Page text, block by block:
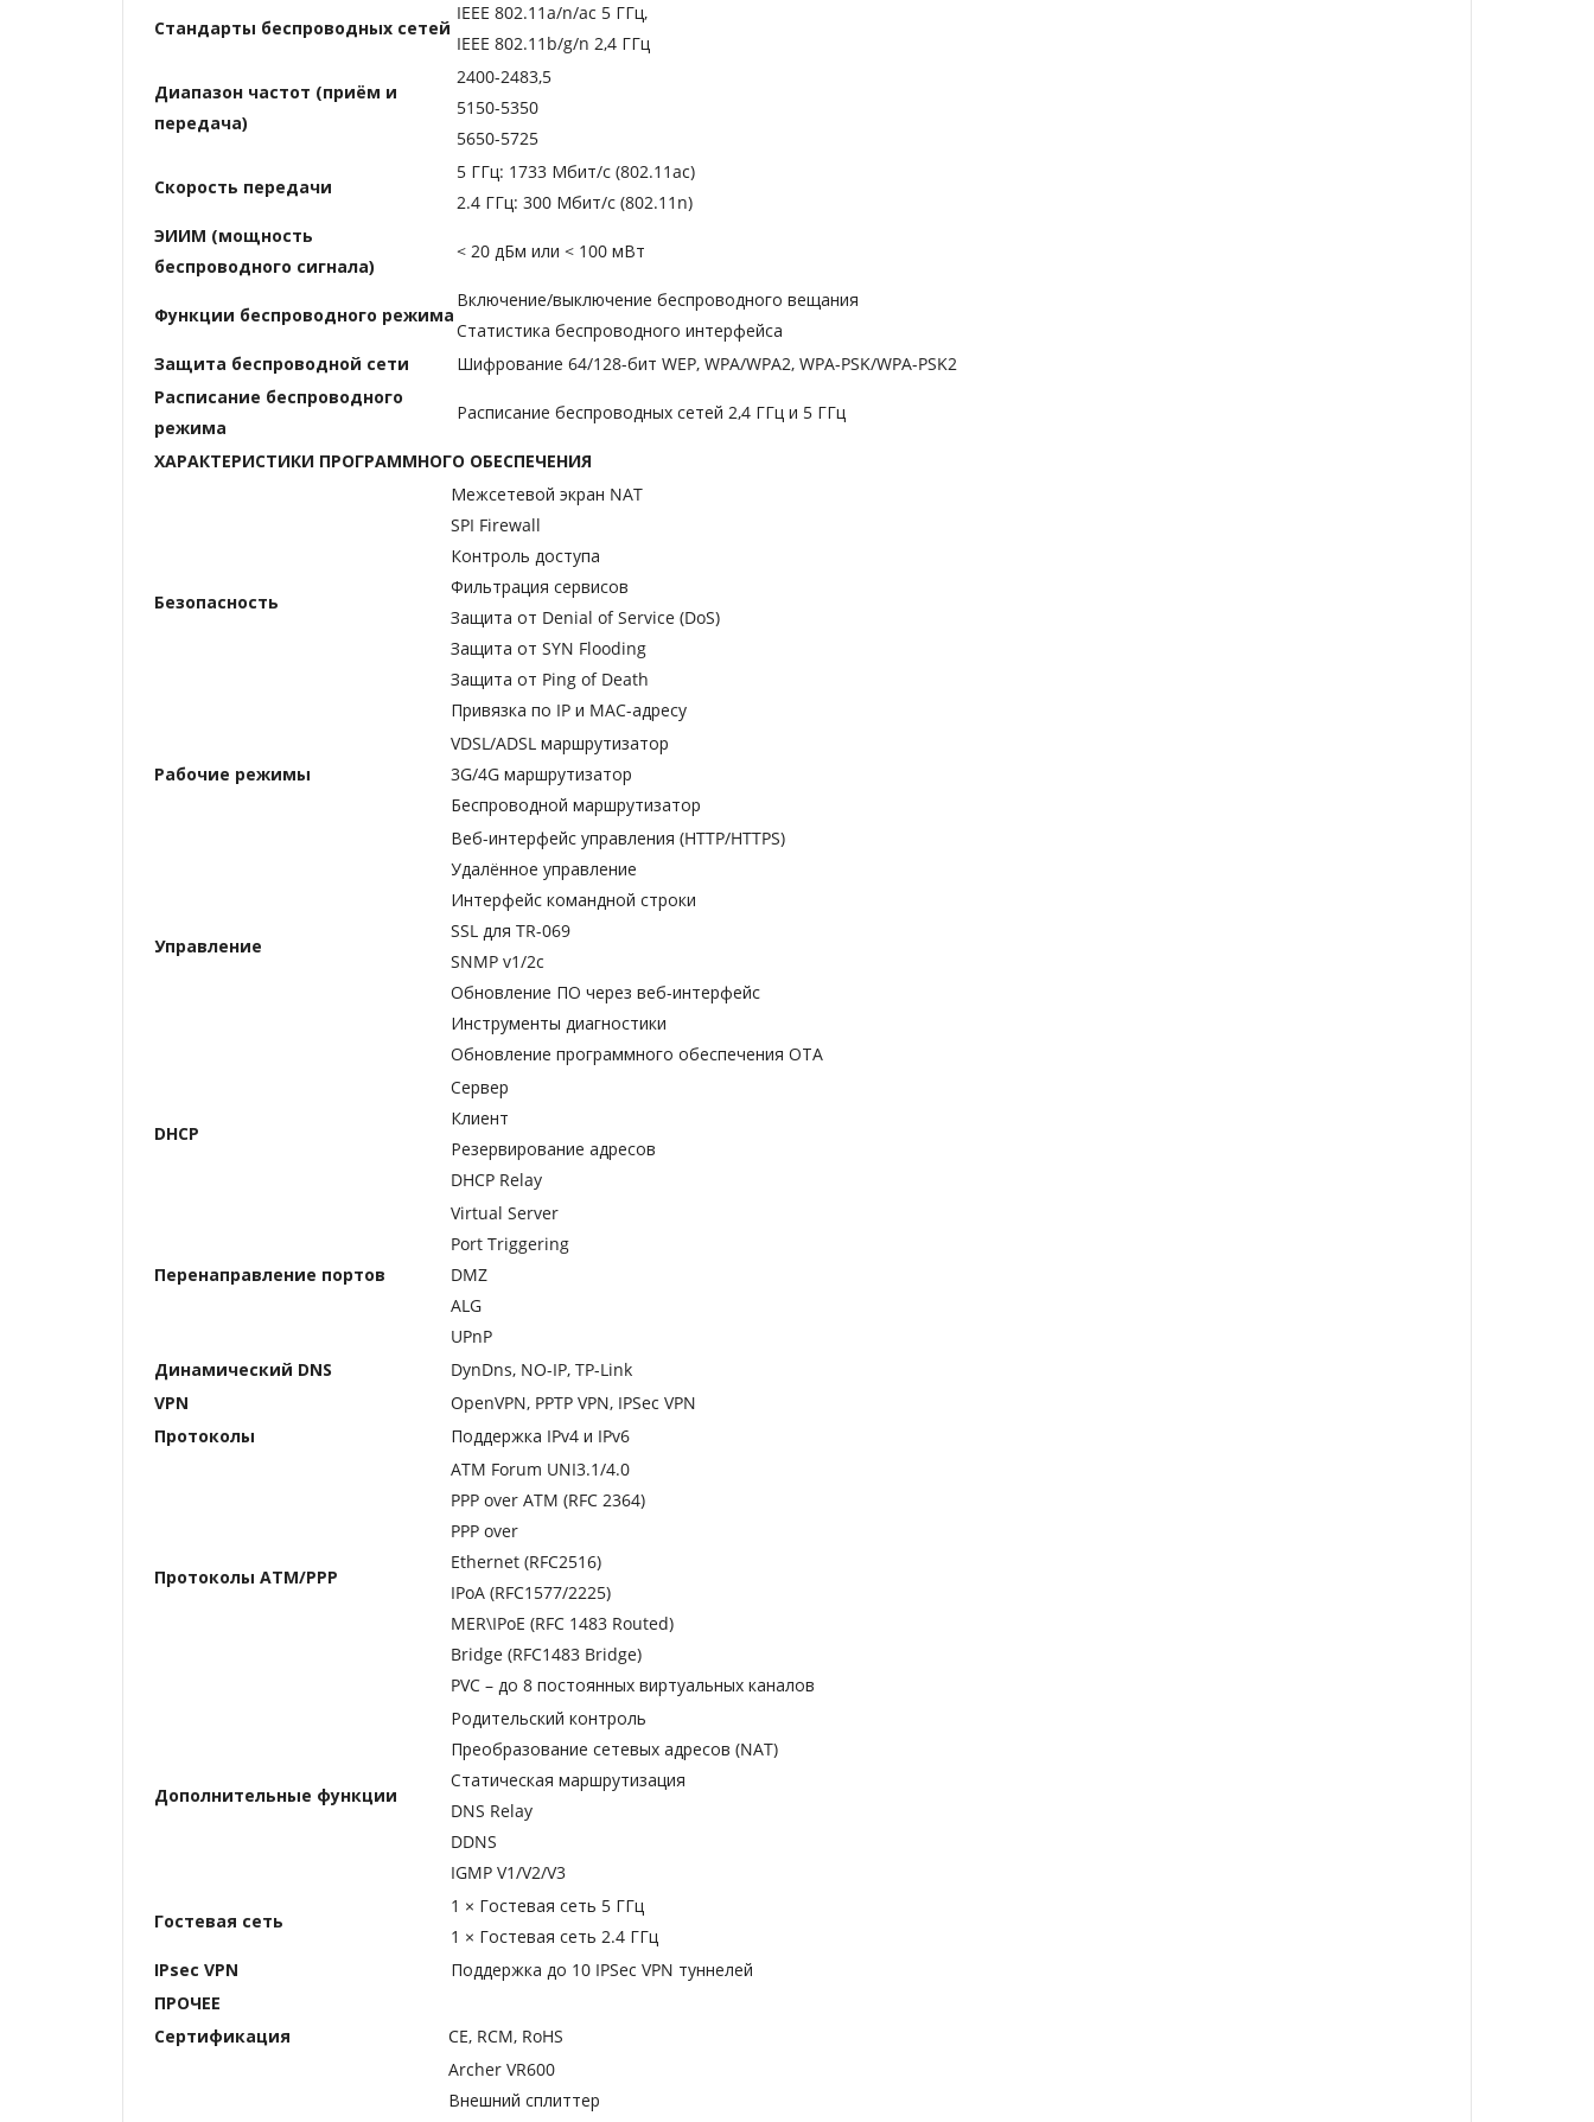
Стандарты беспроводных сетей
IEEE 802.11a/n/ac 5 ГГц,
IEEE 802.11b/g/n 2,4 ГГц
Диапазон частот (приём и
передача)
2400-2483,5
5150-5350
5650-5725
Скороcть передачи
5 ГГц: 1733 Мбит/с (802.11ac)
2.4 ГГц: 300 Мбит/с (802.11n)
ЭИИМ (мощность
беспроводного сигнала)
< 20 дБм или < 100 мВт
Функции беспроводного режима
Включение/выключение беспроводного вещания
Статистика беспроводного интерфейса
Защита беспроводной сети
Шифрование 64/128-бит WEP, WPA/WPA2, WPA-PSK/WPA-PSK2
Расписание беспроводного
режима
Расписание беспроводных сетей 2,4 ГГц и 5 ГГц
ХАРАКТЕРИСТИКИ ПРОГРАММНОГО ОБЕСПЕЧЕНИЯ
Безопасность
Межсетевой экран NAT
SPI Firewall
Контроль доступа
Фильтрация сервисов
Защита от Denial of Service (DoS)
Защита от SYN Flooding
Защита от Ping of Death
Привязка по IP и MAC-адресу
Рабочие режимы
VDSL/ADSL маршрутизатор
3G/4G маршрутизатор
Беспроводной маршрутизатор
Управление
Веб-интерфейс управления (HTTP/HTTPS)
Удалённое управление
Интерфейс командной строки
SSL для TR-069
SNMP v1/2c
Обновление ПО через веб-интерфейс
Инструменты диагностики
Обновление программного обеспечения ОТА
DHCP
Сервер
Клиент
Резервирование адресов
DHCP Relay
Перенаправление портов
Virtual Server
Port Triggering
DMZ
ALG
UPnP
Динамический DNS
DynDns, NO-IP, TP-Link
VPN
OpenVPN, PPTP VPN, IPSec VPN
Протоколы
Поддержка IPv4 и IPv6
Протоколы ATM/PPP
ATM Forum UNI3.1/4.0
PPP over ATM (RFC 2364)
PPP over
Ethernet (RFC2516)
IPoA (RFC1577/2225)
MER\IPoE (RFC 1483 Routed)
Bridge (RFC1483 Bridge)
PVC – до 8 постоянных виртуальных каналов
Дополнительные функции
Родительский контроль
Преобразование сетевых адресов (NAT)
Статическая маршрутизация
DNS Relay
DDNS
IGMP V1/V2/V3
Гостевая сеть
1 × Гостевая сеть 5 ГГц
1 × Гостевая сеть 2.4 ГГц
IPsec VPN
Поддержка до 10 IPSec VPN туннелей
ПРОЧЕЕ
Сертификация
CE, RCM, RoHS
Archer VR600
Внешний сплиттер